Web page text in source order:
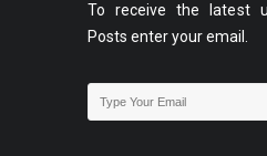
To receive the latest
Posts enter your email.